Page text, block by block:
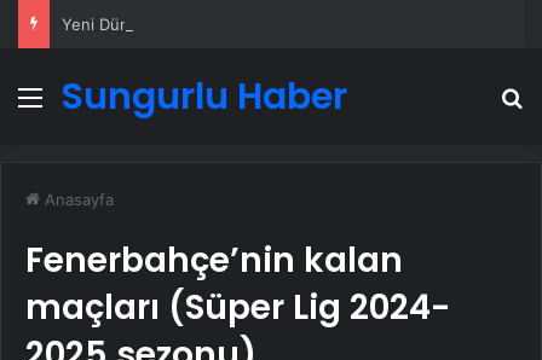
Menü
Sungurlu Haber
Anasayfa
Fenerbahçe’nin kalan
maçları (Süper Lig 2024-